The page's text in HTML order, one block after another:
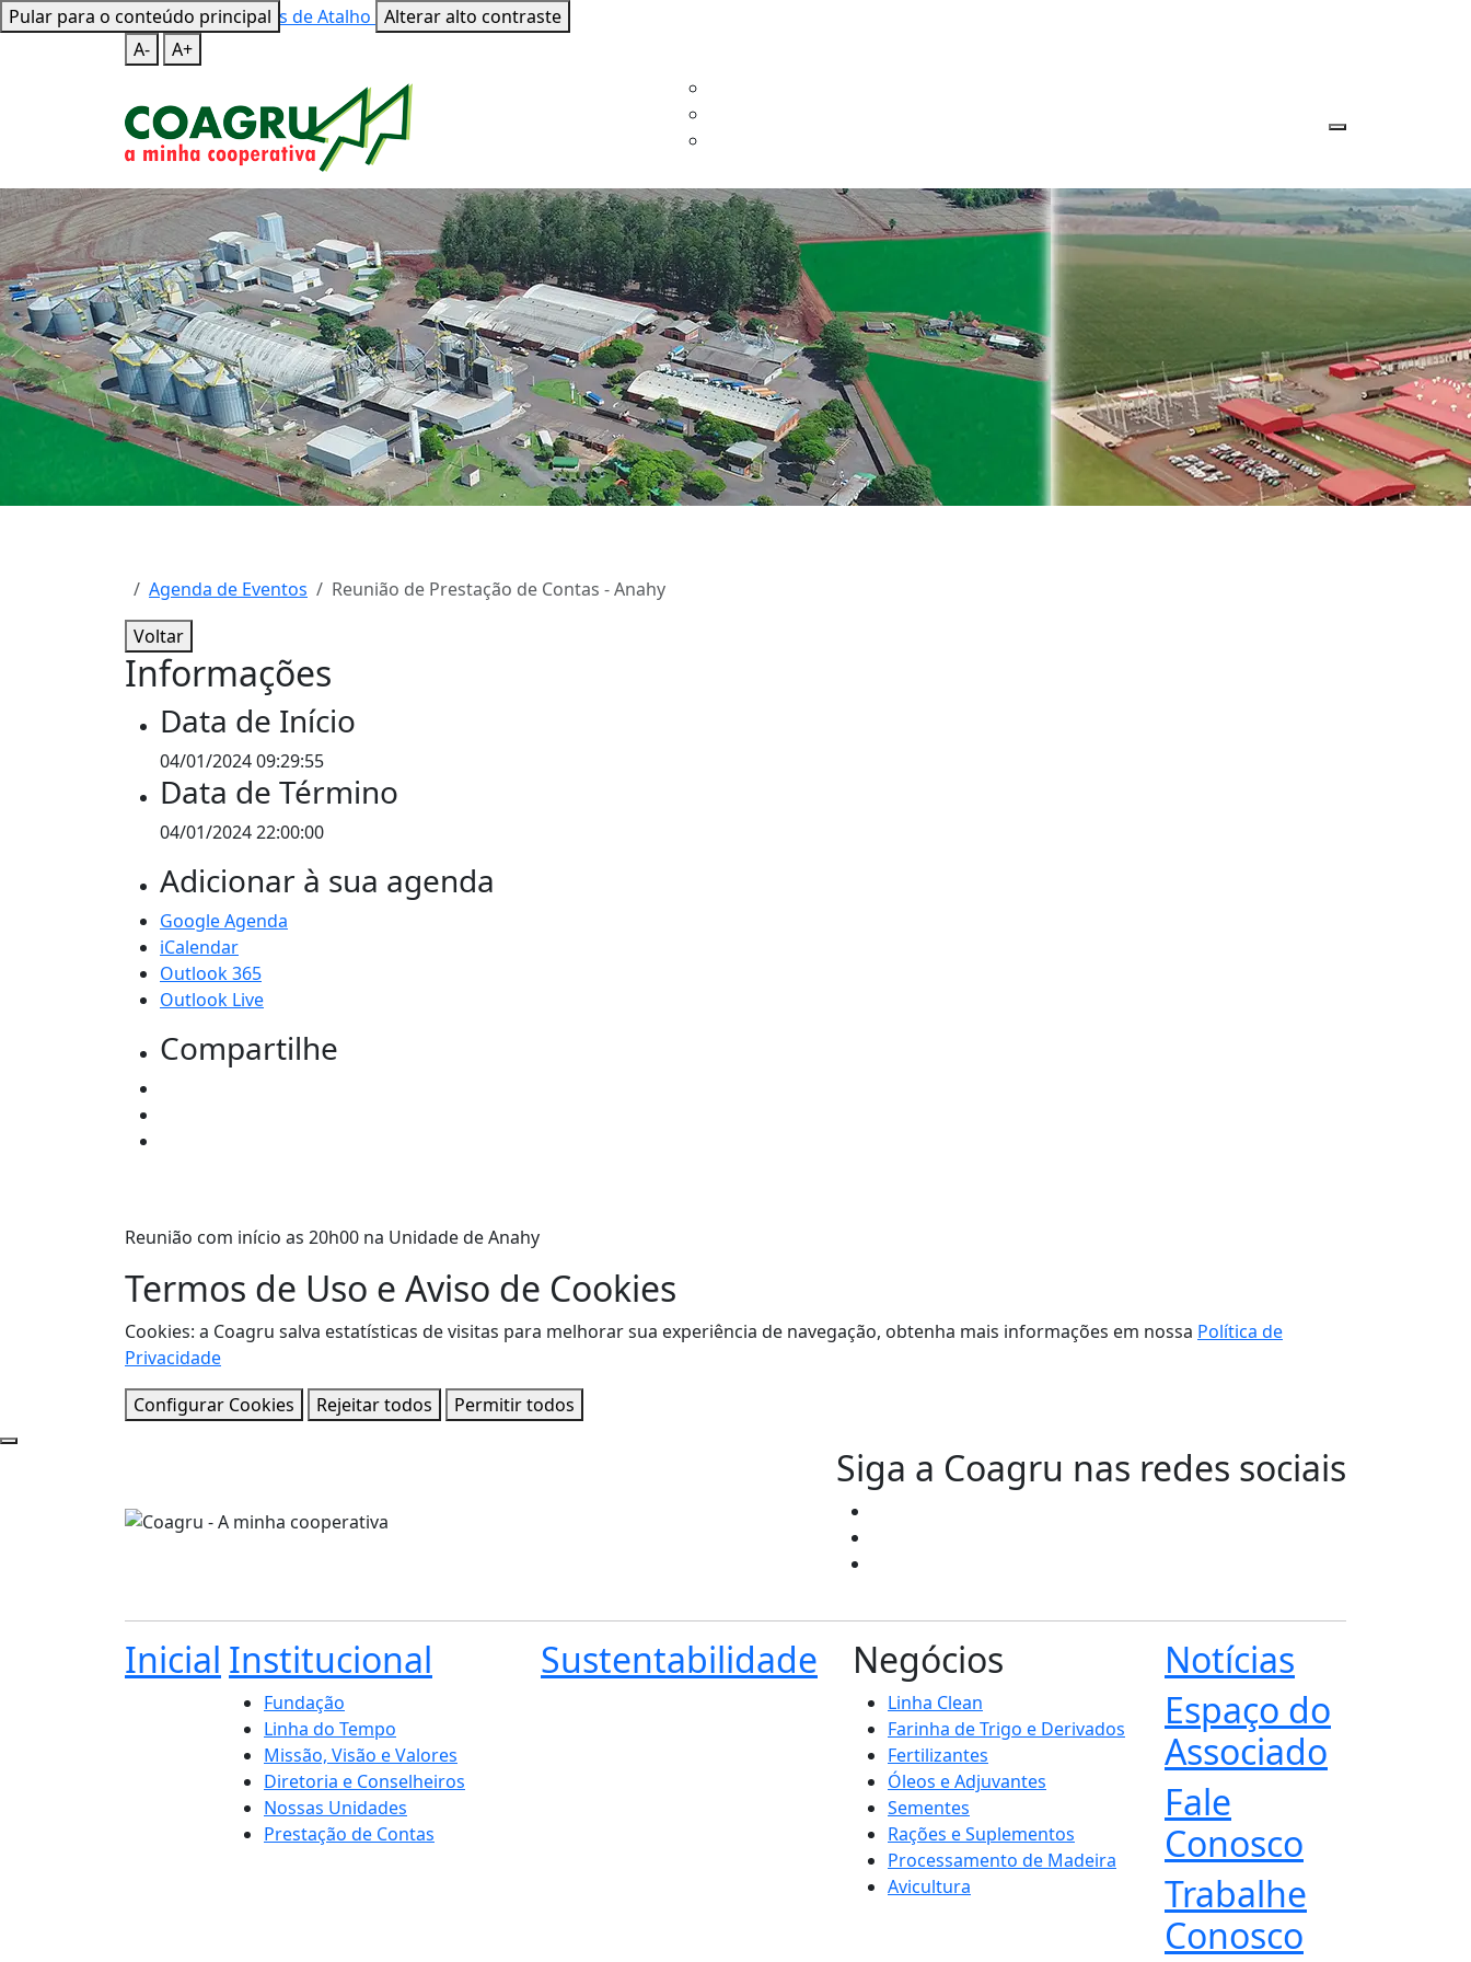
Pular para o conteúdo principal
Mapa do Site Teclas de Atalho Alterar alto contraste
A-
A+
Agenda de Eventos
Reunião de Prestação de Contas - Anahy
Voltar
Informações
Data de Início
04/01/2024 09:29:55
Data de Término
04/01/2024 22:00:00
Adicionar à sua agenda
Google Agenda
iCalendar
Outlook 365
Outlook Live
Compartilhe
Reunião com início as 20h00 na Unidade de Anahy
Termos de Uso e Aviso de Cookies
Cookies: a Coagru salva estatísticas de visitas para melhorar sua experiência de navegação, obtenha mais informações em nossa Política de
Privacidade
Configurar Cookies
Rejeitar todos Permitir todos
Siga a Coagru nas redes sociais
Inicial Institucional
Fundação
Linha do Tempo
Missão, Visão e Valores
Diretoria e Conselheiros
Nossas Unidades
Prestação de Contas
Sustentabilidade Negócios
Linha Clean
Farinha de Trigo e Derivados
Fertilizantes
Óleos e Adjuvantes
Sementes
Rações e Suplementos
Processamento de Madeira
Avicultura
Notícias
Espaço do
Associado
Fale
Conosco
Trabalhe
Conosco